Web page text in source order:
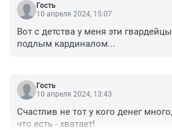
Гость
10 апреля 2024, 15:07
Вот с детства у меня эти
подлым кардиналом...
Гость
10 апреля 2024, 13:43
Счастлив не тот у кого денег
что есть - хватает!